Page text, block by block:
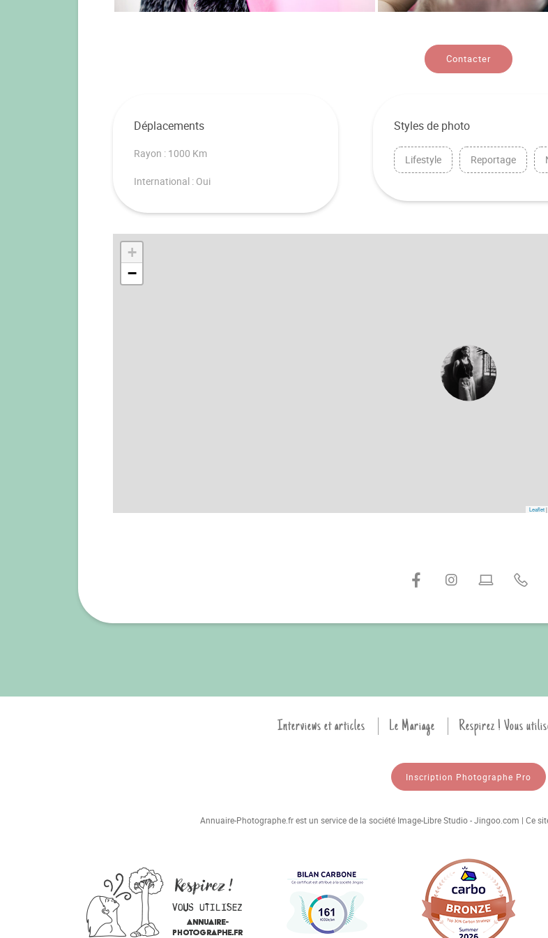
Contacter
Déplacements
Rayon : 1000 Km
International : Oui
Styles de photo
Lifestyle Reportage
+
−
Leaflet|
Interviews et articles Le Mariage Respirez ! Vous
Inscription Photographe Pro
Annuaire-Photographe.fr est un service de la société Image-Libre Studio - Jingoo.com | Ce